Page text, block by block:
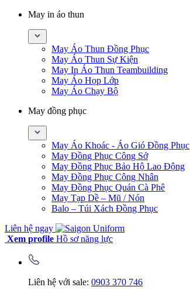
May in áo thun
May Áo Thun Đồng Phục
May Áo Thun Sự Kiện
May In Áo Thun Teambuilding
May Áo Họp Lớp
May Áo Chạy Bộ
May đồng phục
May Áo Khoác - Áo Gió Đồng Phục
May Đồng Phục Công Sở
May Đồng Phục Bảo Hộ Lao Động
May Đồng Phục Công Nhân
May Đồng Phục Quán Cà Phê
May Tạp Dề – Mũ / Nón
Balo – Túi Xách Đồng Phục
Liên hệ ngay
Xem profile Hồ sơ năng lực
Liên hệ với sale: 0903 370 746